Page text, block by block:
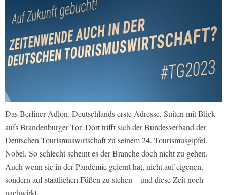
Das Berliner Adlon. Deutschlands erste Adresse, Suiten mit Blick
aufs Brandenburger Tor. Dort trifft sich der Bundesverband der
Deutschen Tourismuswirtschaft zu seinem 24. Tourismusgipfel.
Nobel. So schlecht scheint es der Branche doch nicht zu gehen.
Auch wenn sie in der Pandemie gelernt hat, nicht auf eigenen,
sondern auf staatlichen Füßen zu stehen – und diese Zeit noch
nachwirkt.